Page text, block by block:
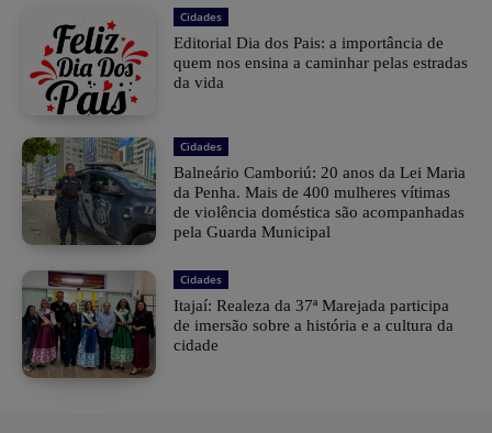
Cidades
Editorial Dia dos Pais: a importância de
quem nos ensina a caminhar pelas estradas
da vida
Cidades
Balneário Camboriú: 20 anos da Lei Maria
da Penha. Mais de 400 mulheres vítimas
de violência doméstica são acompanhadas
pela Guarda Municipal
Cidades
Itajaí: Realeza da 37ª Marejada participa
de imersão sobre a história e a cultura da
cidade